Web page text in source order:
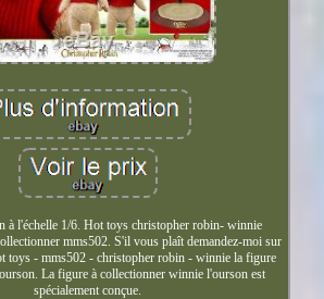
à l'échelle 1/6. Hot toys christopher robin- winnie
mms502. S'il vous plaît demandez-moi sur
toys - mms502 - christopher robin - winnie la figure
La figure à collectionner winnie l'ourson est
spécialement conçue.